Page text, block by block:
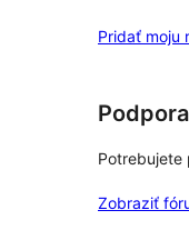
1-
hodnotením
Pridať moju
Podpora
Potrebujete
Zobraziť